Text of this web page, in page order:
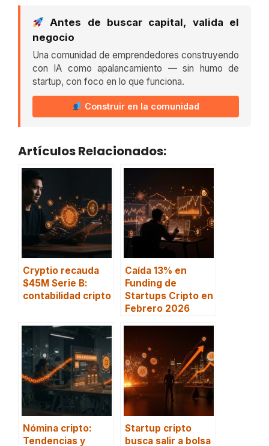
Antes de buscar capital, valida el
negocio
Una comunidad de emprendedores construyendo
con IA como apalancamiento — sin humo de
startup, con foco en lo que funciona.
Construir en la comunidad
Artículos Relacionados:
Cryptio recauda
$45M Serie B:
contabilidad cripto
Caída 13% en
Funding de
Startups Cripto en
Febrero 2026
Nómina cripto:
Tendencias y
Startup cripto
busca salir a bolsa